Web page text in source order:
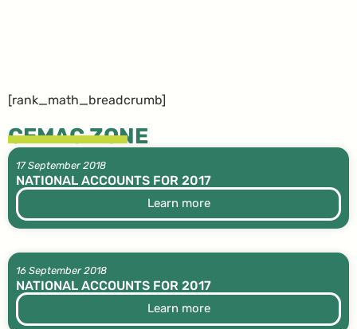
[rank_math_breadcrumb]
CEMAC ZONE
17 September 2018
NATIONAL ACCOUNTS FOR 2017
Learn more
16 September 2018
NATIONAL ACCOUNTS FOR 2017
Learn more